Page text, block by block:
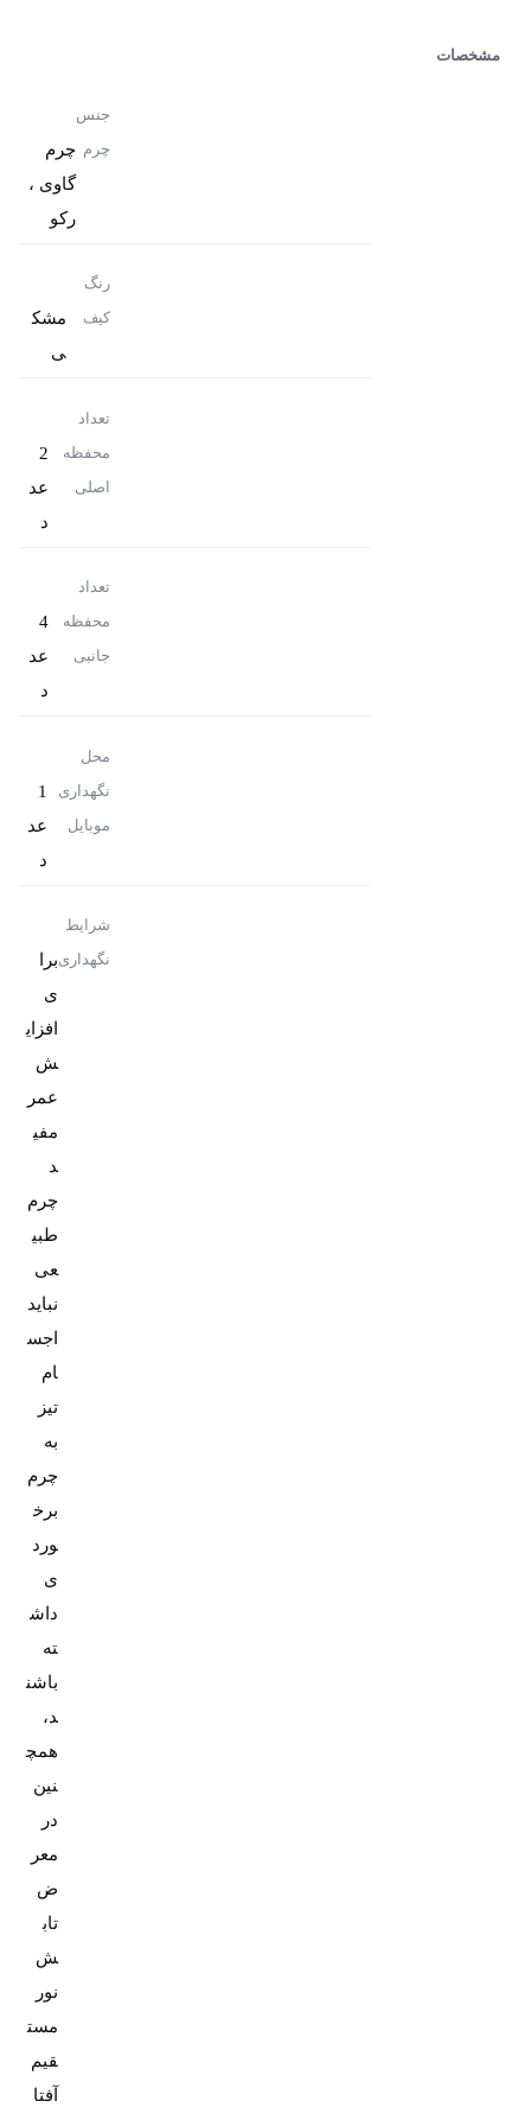
مشخصات
جنس
چرم چرم
گاوی ،
رکو
رنگ
کیف
مشک
ی
تعداد
محفظه
اصلی
2
عد
د
تعداد
محفظه
جانبی
4
عد
د
محل
نگهداری
موبایل
1
عد
د
شرایط
نگهداریبرا
ی
افزای
ش
عمر
مفی
د
چرم
طبی
عی
نباید
اجس
ام
تیز
به
چرم
برخ
ورد
ی
داش
ته
باشن
د،
همچ
نین
در
معر
ض
تاب
ش
نور
مست
قیم
آفتا